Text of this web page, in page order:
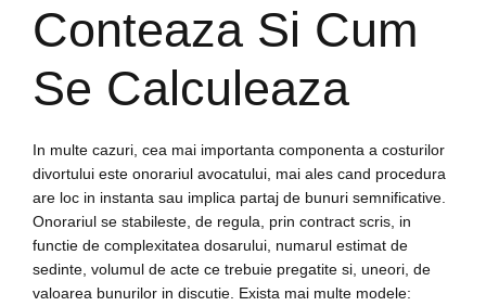
Conteaza Si Cum
Se Calculeaza
In multe cazuri, cea mai importanta componenta a costurilor
divortului este onorariul avocatului, mai ales cand procedura
are loc in instanta sau implica partaj de bunuri semnificative.
Onorariul se stabileste, de regula, prin contract scris, in
functie de complexitatea dosarului, numarul estimat de
sedinte, volumul de acte ce trebuie pregatite si, uneori, de
valoarea bunurilor in discutie. Exista mai multe modele: